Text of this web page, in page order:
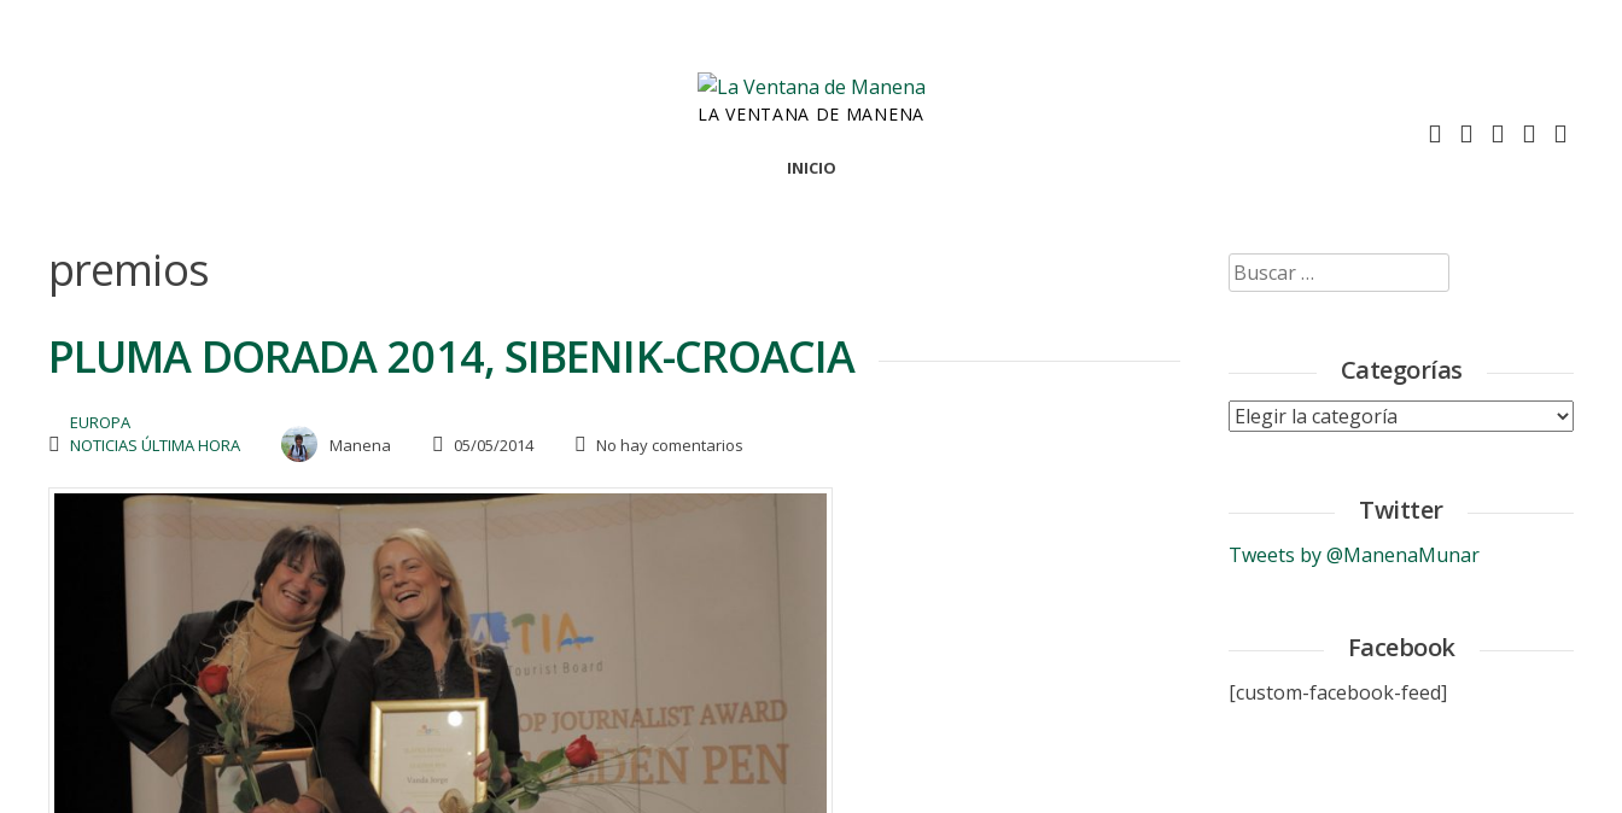
LA VENTANA DE MANENA
INICIO
premios
PLUMA DORADA 2014, SIBENIK-CROACIA
EUROPA
NOTICIAS ÚLTIMA HORA
Manena 05/05/2014 No hay comentarios
Buscar:
Categorías
Categorías
Twitter
Tweets by @ManenaMunar
Facebook
[custom-facebook-feed]